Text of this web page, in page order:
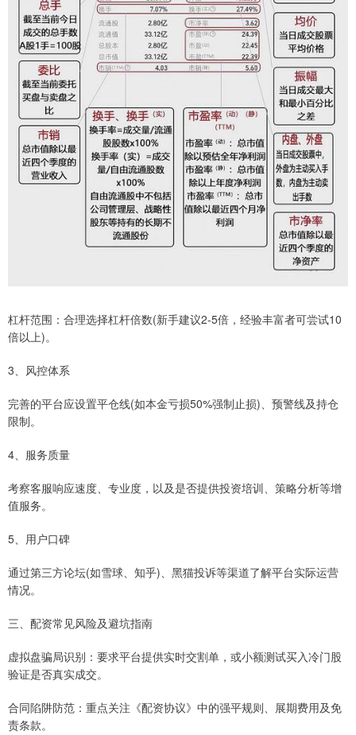
杠杆范围：合理选择杠杆倍数(新手建议2-5倍，经验丰富者可尝试10
倍以上)。
3、风控体系
完善的平台应设置平仓线(如本金亏损50%强制止损)、预警线及持仓
限制。
4、服务质量
考察客服响应速度、专业度，以及是否提供投资培训、策略分析等增
值服务。
5、用户口碑
通过第三方论坛(如雪球、知乎)、黑猫投诉等渠道了解平台实际运营
情况。
三、配资常见风险及避坑指南
虚拟盘骗局识别：要求平台提供实时交割单，或小额测试买入冷门股
验证是否真实成交。
合同陷阱防范：重点关注《配资协议》中的强平规则、展期费用及免
责条款。